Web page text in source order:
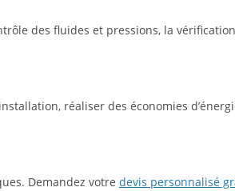
des fluides et pressions, la
réaliser des économies
Demandez votre devis personnalisé